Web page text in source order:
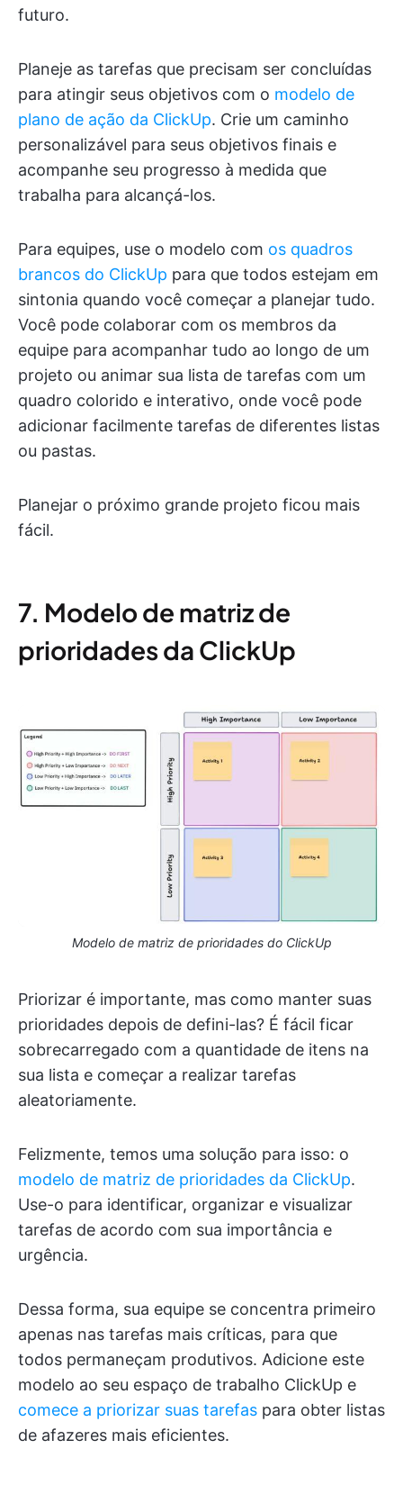
futuro.
Planeje as tarefas que precisam ser concluídas
para atingir seus objetivos com o modelo de
plano de ação da ClickUp. Crie um caminho
personalizável para seus objetivos finais e
acompanhe seu progresso à medida que
trabalha para alcançá-los.
Para equipes, use o modelo com os quadros
brancos do ClickUp para que todos estejam em
sintonia quando você começar a planejar tudo.
Você pode colaborar com os membros da
equipe para acompanhar tudo ao longo de um
projeto ou animar sua lista de tarefas com um
quadro colorido e interativo, onde você pode
adicionar facilmente tarefas de diferentes listas
ou pastas.
Planejar o próximo grande projeto ficou mais
fácil.
7. Modelo de matriz de
prioridades da ClickUp
Modelo de matriz de prioridades do ClickUp
Priorizar é importante, mas como manter suas
prioridades depois de defini-las? É fácil ficar
sobrecarregado com a quantidade de itens na
sua lista e começar a realizar tarefas
aleatoriamente.
Felizmente, temos uma solução para isso: o
modelo de matriz de prioridades da ClickUp.
Use-o para identificar, organizar e visualizar
tarefas de acordo com sua importância e
urgência.
Dessa forma, sua equipe se concentra primeiro
apenas nas tarefas mais críticas, para que
todos permaneçam produtivos. Adicione este
modelo ao seu espaço de trabalho ClickUp e
comece a priorizar suas tarefas para obter listas
de afazeres mais eficientes.